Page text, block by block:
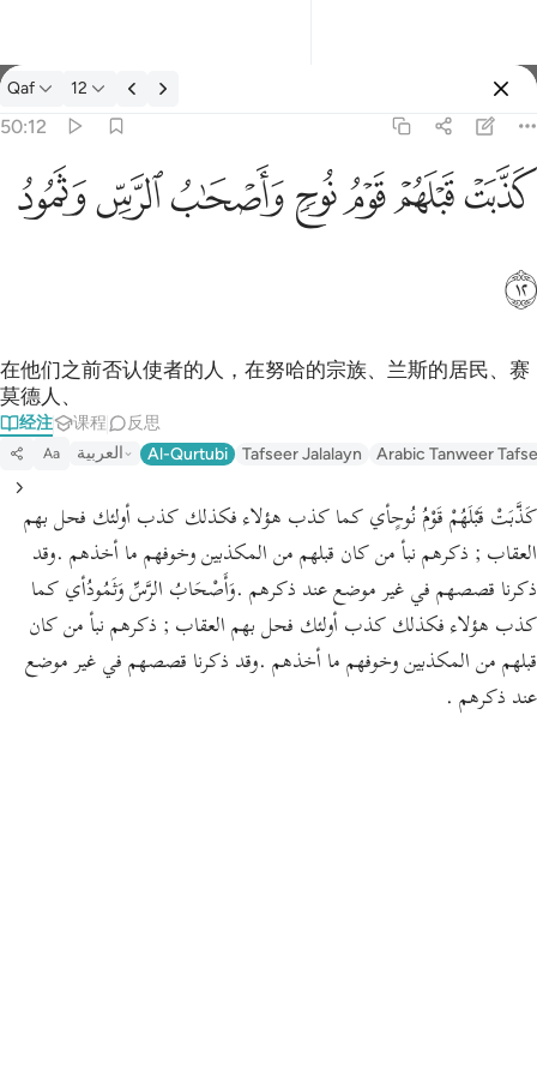
经注: Qaf 50:12
Qaf 12
50:12
كذبت قبلهم قوم نوح واصحاب الرس وثمود ١٢
كَذَّبَتْ قَبْلَهُمْ قَوْمُ نُوحٍۢ وَأَصْحَـٰبُ ٱلرَّسِّ وَثَمُودُ ١٢
ﲫﲬﲭﲮﲯﲰﲱ
ﲲ
在他们之前否认使者的人，在努哈的宗族、兰斯的居民、赛
莫德人、
经注 课程 反思
Aa العربية Al-Qurtubi Tafseer Jalalayn Arabic Tanweer
كَذَّبَتْ قَبْلَهُمْ قَوْمُ نُوحٍأي كما كذب هؤلاء فكذلك كذب أولئك فحل بهم
العقاب ; ذكرهم نبأ من كان قبلهم من المكذبين وخوفهم ما أخذهم .وقد
ذكرنا قصصهم في غير موضع عند ذكرهم .وَأَصْحَابُ الرَّسِّ وَثَمُودُأي كما
كذب هؤلاء فكذلك كذب أولئك فحل بهم العقاب ; ذكرهم نبأ من كان
قبلهم من المكذبين وخوفهم ما أخذهم .وقد ذكرنا قصصهم في غير موضع
عند ذكرهم .